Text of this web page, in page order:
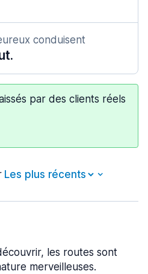
conduisent
par des clients réels
les routes sont
merveilleuses.